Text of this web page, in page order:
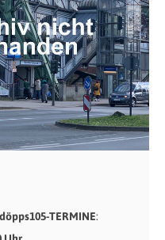
döpps105-TERMINE: